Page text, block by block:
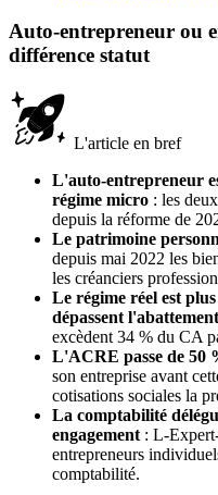
Auto-entrepreneur ou
différence statut
L'article en bref
L'auto-entrepreneur
régime micro : les
depuis la réforme de
Le patrimoine
depuis mai 2022 les
les créanciers
Le régime réel est
dépassent l'abattement
excèdent 34 % du CA
L'ACRE passe de 50
son entreprise avant
cotisations sociales la
La comptabilité
engagement : L-
entrepreneurs
comptabilité.